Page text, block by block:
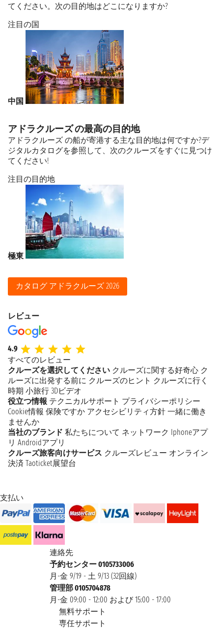
てください。次の目的地はどこになりますか?
注目の国
中国
アドラクルーズ の最高の目的地
アドラクルーズ の船が寄港する主な目的地は何ですか?デ
ジタルカタログを参照して、次のクルーズをすぐに見つけ
てください!
注目の目的地
極東
カタログ アドラクルーズ 2026
レビュー
4.9
すべてのレビュー
クルーズを選択してください クルーズに関する好奇心 ク
ルーズに出発する前に クルーズのヒント クルーズに行く
時期 小旅行 3Dビデオ
役立つ情報 テクニカルサポート プライバシーポリシー
Cookie情報 保険ですか アクセシビリティ方針 一緒に働き
ませんか
当社のブランド 私たちについて ネットワーク Iphoneアプ
リ Androidアプリ
クルーズ旅客向けサービス クルーズレビュー オンライン
決済 Taoticket展望台
支払い
連絡先
予約センター 0105733006
月-金 9/19 - 土 9/13 (32回線)
管理部 0105704878
月-金 09:00 - 12:00 および 15:00 - 17:00
無料サポート
専任サポート